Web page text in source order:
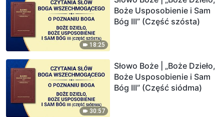
18:25
Boże Usposobienie i Sam
Bóg III” (Część szósta)
30:57
Słowo Boże | „Boże Dzieło,
Boże Usposobienie i Sam
Bóg III” (Część siódma)